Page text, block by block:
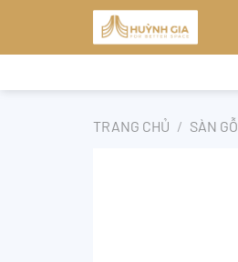
TRANG CHỦ / SÀN GỖ